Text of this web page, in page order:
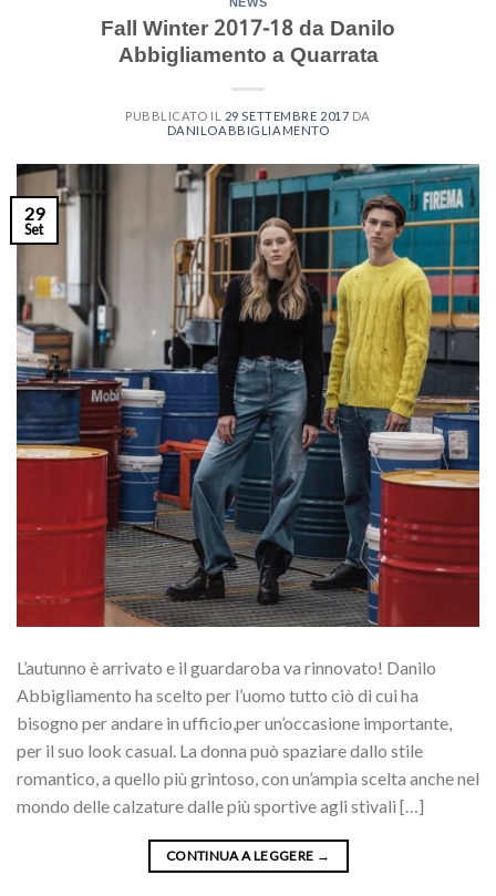
Fall Winter 2017-18 da Danilo
Abbigliamento a Quarrata
PUBBLICATO IL 29 SETTEMBRE 2017 DA
DANILOABBIGLIAMENTO
29
Set
L’autunno è arrivato e il guardaroba va rinnovato! Danilo
Abbigliamento ha scelto per l’uomo tutto ciò di cui ha
bisogno per andare in ufficio,per un’occasione importante,
per il suo look casual. La donna può spaziare dallo stile
romantico, a quello più grintoso, con un’ampia scelta anche nel
mondo delle calzature dalle più sportive agli stivali […]
CONTINUA A LEGGERE →